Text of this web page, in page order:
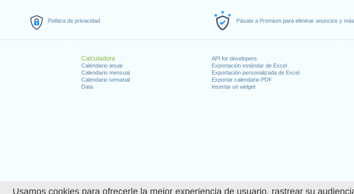
Usamos cookies para ofrecerle la mejor experiencia de usuario, rastrear su
Política de privacidad Pásate a Premium para eliminar anuncios y más
Calculadora
Calendario anual
Calendario mensual
Calendario semanal
Data
API for developers
Exportación estándar de Excel
Exportación personalizada de Excel
Exportar calendario PDF
Insertar un widget